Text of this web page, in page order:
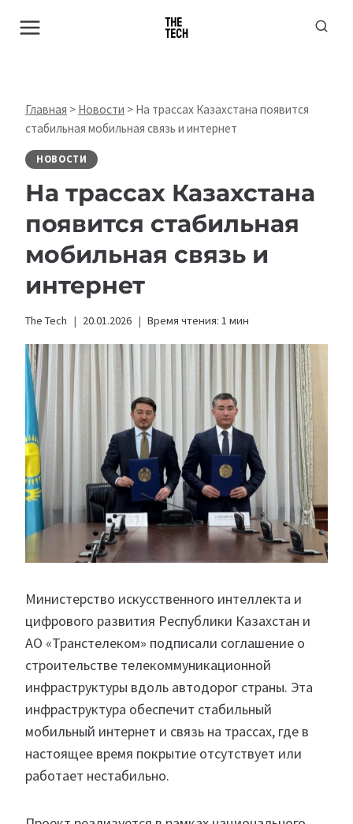
Главная > Новости > На трассах Казахстана появится
стабильная мобильная связь и интернет
НОВОСТИ
На трассах Казахстана
появится стабильная
мобильная связь и
интернет
The Tech 20.01.2026 Время чтения: 1 мин
Министерство искусственного интеллекта и
цифрового развития Республики Казахстан и
АО «Транстелеком» подписали соглашение о
строительстве телекоммуникационной
инфраструктуры вдоль автодорог страны. Эта
инфраструктура обеспечит стабильный
мобильный интернет и связь на трассах, где в
настоящее время покрытие отсутствует или
работает нестабильно.